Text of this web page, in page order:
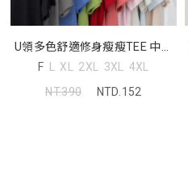
U領多色舒適修身瘦瘦TEE 中大
尺碼上衣
F L XL 2XL 3XL 4XL
NT.390
NTD.152